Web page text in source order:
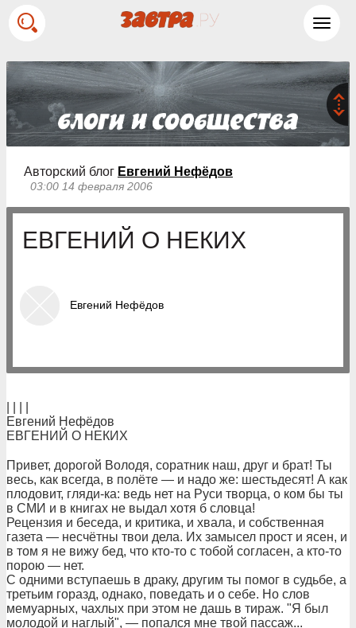
Авторский блог Евгений Нефёдов
03:00 14 февраля 2006
ЕВГЕНИЙ О НЕКИХ
Евгений Нефёдов
Евгений Нефёдов
ЕВГЕНИЙ О НЕКИХ
Привет, дорогой Володя, соратник наш, друг и брат! Ты
весь, как всегда, в полёте — и надо же: шестьдесят! А как
плодовит, гляди-ка: ведь нет на Руси творца, о ком бы ты
в СМИ и в книгах не выдал хотя б словца!
Рецензия и беседа, и критика, и хвала, и собственная
газета — несчётны твои дела. Их замысел прост и ясен, и
в том я не вижу бед, что кто-то с тобой согласен, а кто-то
порою — нет.
С одними вступаешь в драку, другим ты помог в судьбе, а
третьим горазд, однако, поведать и о себе. Но слов
мемуарных, чахлых при этом не дашь в тираж. "Я был
молодой и наглый", — попался мне твой пассаж...